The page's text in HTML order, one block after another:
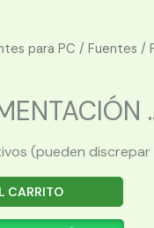
para PC / Fuentes /
(pueden
CARRITO